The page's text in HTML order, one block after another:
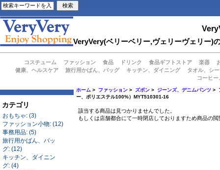
VeryVery(ベリーベリー,ヴェリーヴェリー)
コスチューム ファッション 食品 ドリンク 食品ギフトストア 楽器
健康、ヘルスケア
旅行用かばん、バッグ キッチン、ダイニング
タオル、シ
コーヒ
カテゴリ
おもちゃ: (3)
ファッション小物: (12)
事務用品: (5)
旅行用かばん、バッ
グ: (12)
キッチン、ダイニン
グ: (4)
ホーム > ファッション >ズボン > ジーンズ、デニムパンツ >
ー、ポリエステル100%）MYT510301-16
該当する商品は見つかりませんでした。
もしくは店舗都合にて一時閉店しておりますため商品の